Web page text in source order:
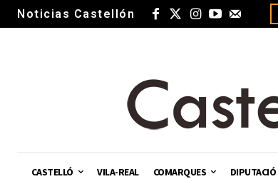
Noticias Castellón
CASTELLÓ VILA-REAL COMARQUES DIPUTACIÓ